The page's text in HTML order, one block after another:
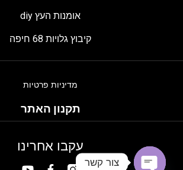
אומנות העץ diy
קיבוץ גלויות 68 חיפה
מדיניות פרטיות
תקנון האתר
עקבו אחרינו
צור קשר